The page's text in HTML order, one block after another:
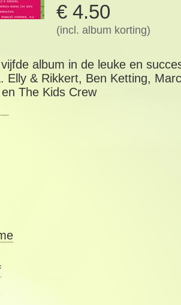
€ 4.50
(incl. album korting)
album in de leuke en
Elly & Rikkert, Ben Ketting,
The Kids Crew